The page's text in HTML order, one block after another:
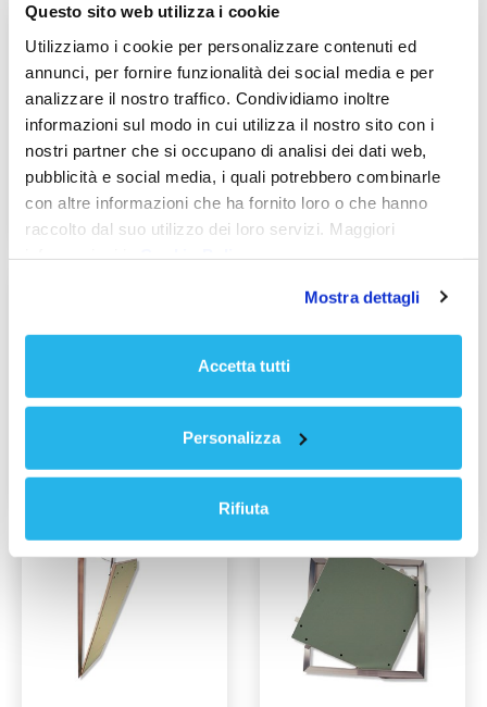
Questo sito web utilizza i cookie
Utilizziamo i cookie per personalizzare contenuti ed
annunci, per fornire funzionalità dei social media e per
analizzare il nostro traffico. Condividiamo inoltre
informazioni sul modo in cui utilizza il nostro sito con i
nostri partner che si occupano di analisi dei dati web,
pubblicità e social media, i quali potrebbero combinarle
con altre informazioni che ha fornito loro o che hanno
raccolto dal suo utilizzo dei loro servizi. Maggiori
Mostra dettagli
Accetta tutti
Personalizza
Rifiuta
Sistema JT Sistema JT-XXL